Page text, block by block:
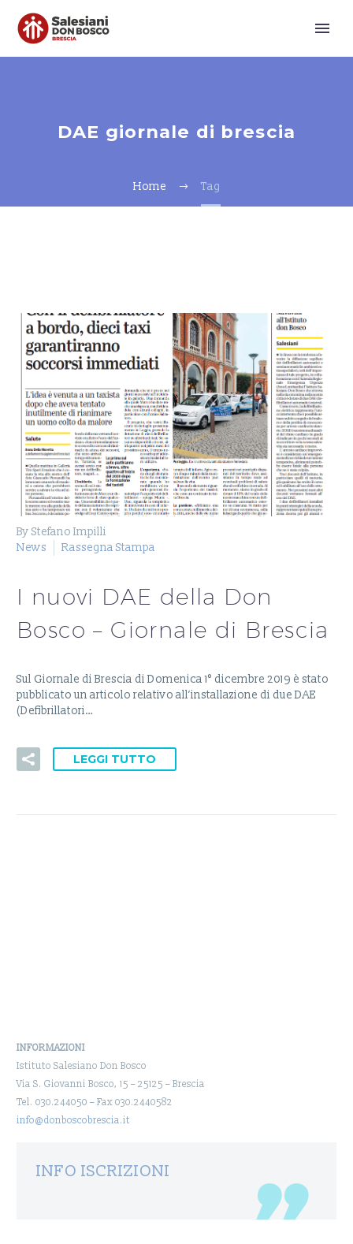
DAE giornale di brescia
Home Tag
By Stefano Impilli
News
Rassegna Stampa
I nuovi DAE della Don
Bosco – Giornale di Brescia
Sul Giornale di Brescia di Domenica 1° dicembre 2019 è stato
pubblicato un articolo relativo all’installazione di due DAE
(Defibrillatori…
LEGGI TUTTO
INFORMAZIONI
Istituto Salesiano Don Bosco
Via S. Giovanni Bosco, 15 – 25125 – Brescia
Tel. 030.244050 – Fax 030.2440582
info@donboscobrescia.it
INFO ISCRIZIONI